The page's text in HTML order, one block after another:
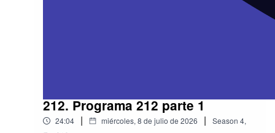
212. Programa 212 parte 1
24:04 | miércoles, 8 de julio de 2026 | Season 4,